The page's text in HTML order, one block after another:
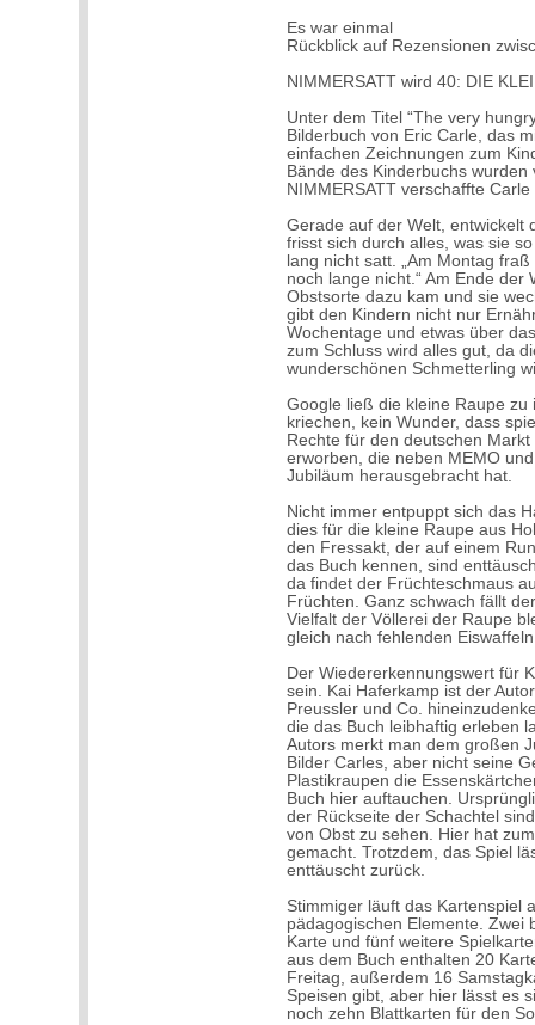
Es war einmal
Rückblick auf Rezensionen
NIMMERSATT wird 40: DIE
Unter dem Titel “The very
Bilderbuch von Eric Carle, das
einfachen Zeichnungen zum
Bände des Kinderbuchs
NIMMERSATT verschaffte
Gerade auf der Welt, entwickelt
frisst sich durch alles, was sie
lang nicht satt. „Am Montag
noch lange nicht.“ Am Ende der
Obstsorte dazu kam und sie
gibt den Kindern nicht nur
Wochentage und etwas über
zum Schluss wird alles gut, da
wunderschönen Schmetterling
Google ließ die kleine Raupe
kriechen, kein Wunder, dass
Rechte für den deutschen
erworben, die neben MEMO
Jubiläum herausgebracht hat.
Nicht immer entpuppt sich das
dies für die kleine Raupe aus
den Fressakt, der auf einem
das Buch kennen, sind
da findet der Früchteschmaus
Früchten. Ganz schwach fällt
Vielfalt der Völlerei der Raupe
gleich nach fehlenden
Der Wiedererkennungswert für
sein. Kai Haferkamp ist der
Preussler und Co.
die das Buch leibhaftig erleben
Autors merkt man dem großen
Bilder Carles, aber nicht seine
Plastikraupen die
Buch hier auftauchen.
der Rückseite der Schachtel
von Obst zu sehen. Hier hat
gemacht. Trotzdem, das Spiel
enttäuscht zurück.
Stimmiger läuft das Kartenspiel
pädagogischen Elemente. Zwei
Karte und fünf weitere
aus dem Buch enthalten 20
Freitag, außerdem 16
Speisen gibt, aber hier lässt es
noch zehn Blattkarten für den